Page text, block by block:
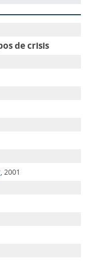
de crisis
, 2001